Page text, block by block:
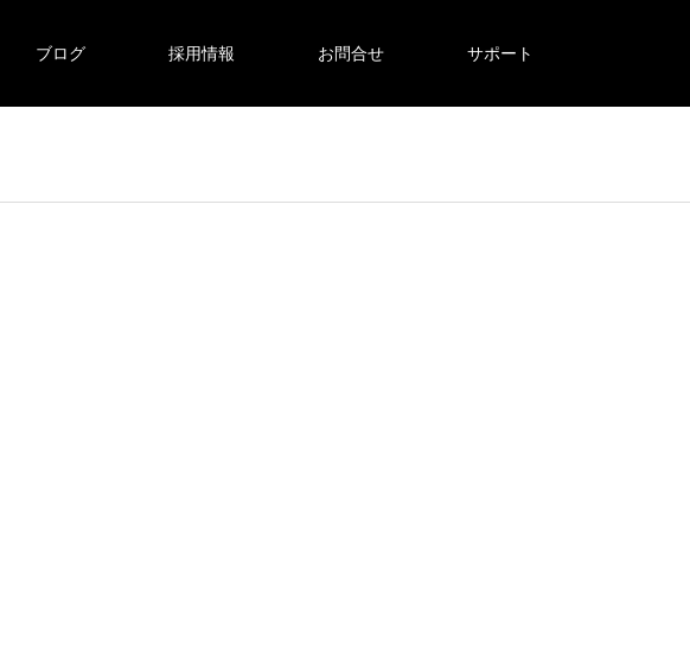
ブログ 採用情報 お問合せ サポート